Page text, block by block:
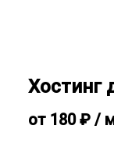
Хостинг
от 180₽ /